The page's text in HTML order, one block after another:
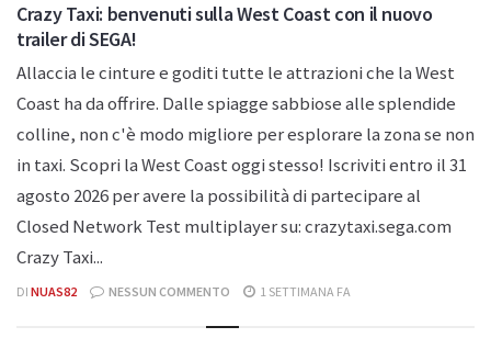
Crazy Taxi: benvenuti sulla West Coast con il nuovo
trailer di SEGA!
Allaccia le cinture e goditi tutte le attrazioni che la West
Coast ha da offrire. Dalle spiagge sabbiose alle splendide
colline, non c'è modo migliore per esplorare la zona se non
in taxi. Scopri la West Coast oggi stesso! Iscriviti entro il 31
agosto 2026 per avere la possibilità di partecipare al
Closed Network Test multiplayer su: crazytaxi.sega.com
Crazy Taxi...
DI NUAS82 NESSUN COMMENTO 1 SETTIMANA FA